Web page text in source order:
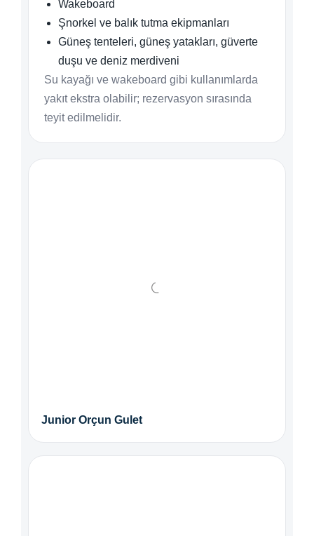
Wakeboard
Şnorkel ve balık tutma ekipmanları
Güneş tenteleri, güneş yatakları, güverte
duşu ve deniz merdiveni
Su kayağı ve wakeboard gibi kullanımlarda
yakıt ekstra olabilir; rezervasyon sırasında
teyit edilmelidir.
Junior Orçun Gulet